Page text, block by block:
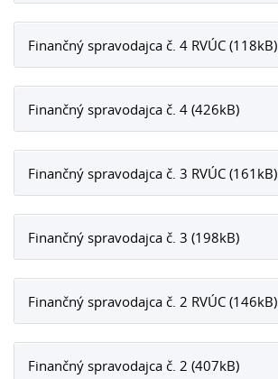
Finančný spravodajca č. 4 RVÚC (118kB)
Finančný spravodajca č. 4 (426kB)
Finančný spravodajca č. 3 RVÚC (161kB)
Finančný spravodajca č. 3 (198kB)
Finančný spravodajca č. 2 RVÚC (146kB)
Finančný spravodajca č. 2 (407kB)